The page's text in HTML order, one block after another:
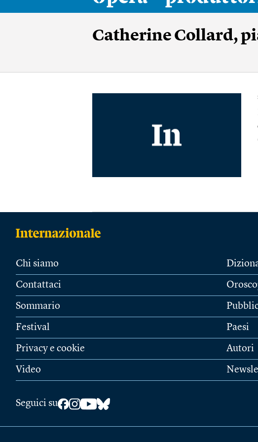
Catherine Collard,
Chi siamo
Contattaci
Sommario
Festival
Privacy e cookie
Video
Paesi
Autori
Seguici su